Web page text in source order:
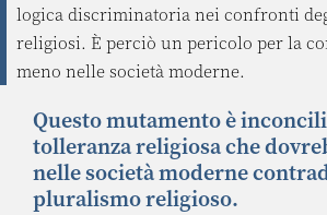
logica discriminatoria nei confronti
religiosi. È perciò un pericolo per la
meno nelle società moderne.
Questo mutamento è
tolleranza religiosa che
nelle società moderne
pluralismo religioso.